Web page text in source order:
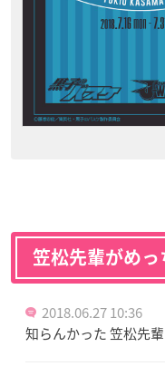
笠松先輩がめ
2018.06.27 10:36
知らんかった 笠松先